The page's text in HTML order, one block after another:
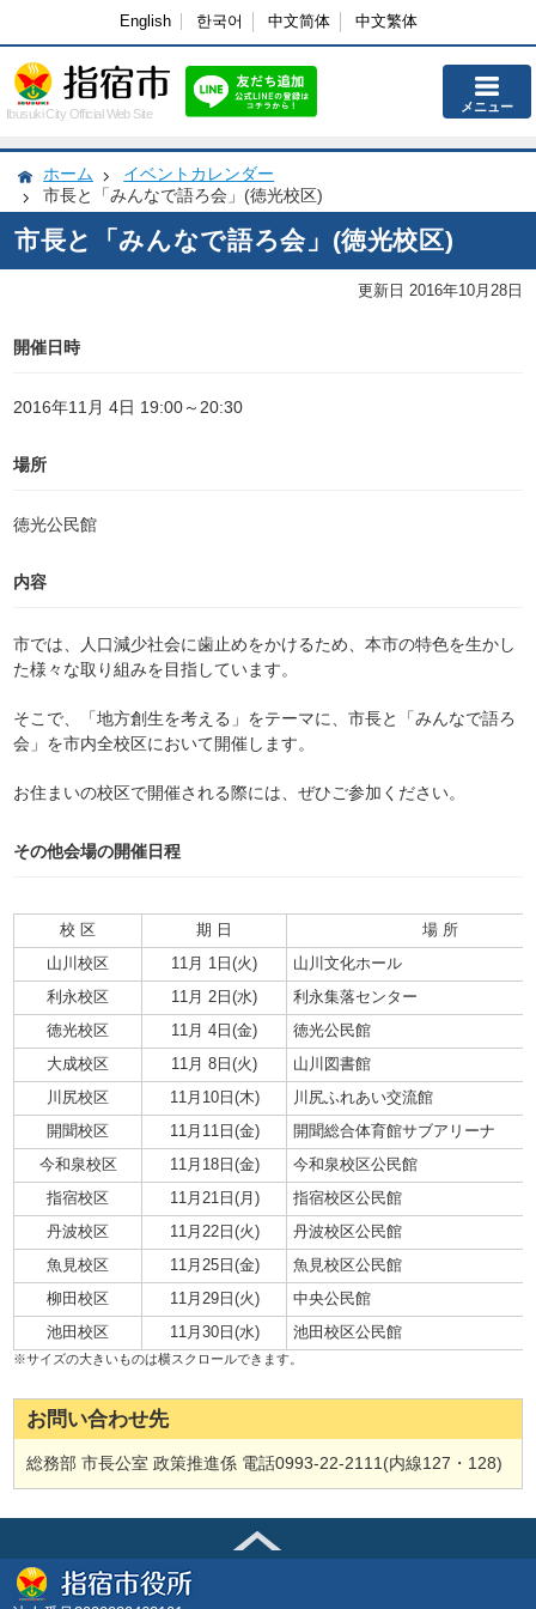
English 한국어 中文简体 中文繁体
Ibusuki City Official Web Site メニュー
ホーム
イベントカレンダー
市長と「みんなで語ろ会」(徳光校区)
市長と「みんなで語ろ会」(徳光校区)
更新日 2016年10月28日
開催日時
2016年11月 4日 19:00～20:30
場所
徳光公民館
内容
市では、人口減少社会に歯止めをかけるため、本市の特色を生かし
た様々な取り組みを目指しています。
そこで、「地方創生を考える」をテーマに、市長と「みんなで語ろ
会」を市内全校区において開催します。
お住まいの校区で開催される際には、ぜひご参加ください。
その他会場の開催日程
校 区 期 日
場 所
山川校区
11月 1日(火)
山川文化ホール
利永校区
11月 2日(水)
利永集落センター
徳光校区
11月 4日(金)
徳光公民館
大成校区
11月 8日(火)
山川図書館
川尻校区
11月10日(木)
川尻ふれあい交流館
開聞校区
11月11日(金)
開聞総合体育館サブアリーナ
今和泉校区
11月18日(金)
今和泉校区公民館
指宿校区
11月21日(月)
指宿校区公民館
丹波校区
11月22日(火)
丹波校区公民館
魚見校区
11月25日(金)
魚見校区公民館
柳田校区
11月29日(火)
中央公民館
池田校区
11月30日(水) 池田校区公民館
お問い合わせ先
総務部 市長公室 政策推進係 電話0993-22-2111(内線127・128)